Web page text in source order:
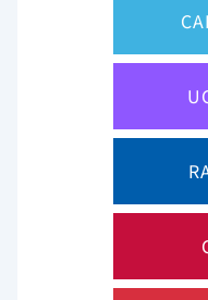
このウェブサイト上に含ま
プライバシー・ステイトメ